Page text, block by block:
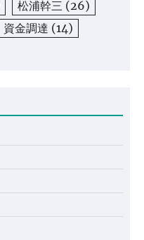
松浦幹三 (26)
資金調達 (14)